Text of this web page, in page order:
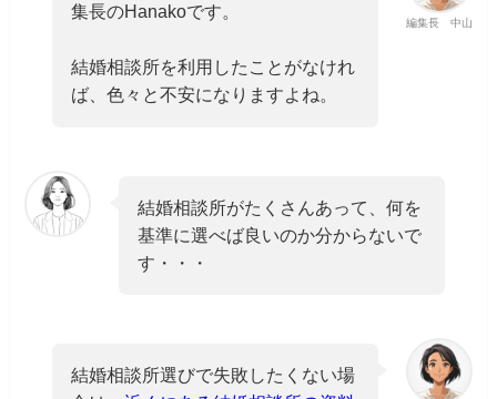
編集長 中山
集長のHanakoです。
結婚相談所を利用したことがなけれ
ば、色々と不安になりますよね。
結婚相談所がたくさんあって、何を
基準に選べば良いのか分からないで
す・・・
結婚相談所選びで失敗したくない場